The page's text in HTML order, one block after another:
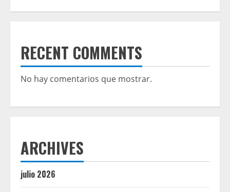
RECENT COMMENTS
No hay comentarios que mostrar.
ARCHIVES
julio 2026